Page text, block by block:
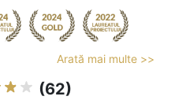
Arată mai multe >>
(62)